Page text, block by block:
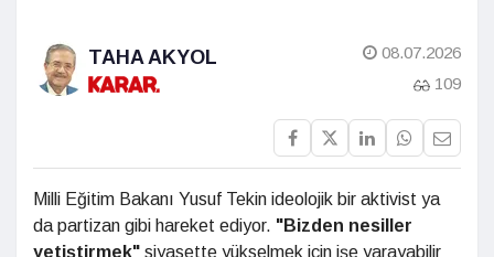
TAHA AKYOL
08.07.2026
109
Milli Eğitim Bakanı Yusuf Tekin ideolojik bir aktivist ya
da partizan gibi hareket ediyor. "Bizden nesiller
yetiştirmek" siyasette yükselmek için işe yarayabilir